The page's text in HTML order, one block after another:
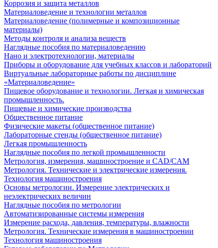
Коррозия и защита металлов
Материаловедение и технологии металлов
Материаловедение (полимерные и композиционные
материалы)
Методы контроля и анализа веществ
Наглядные пособия по материаловедению
Нано и электротехнологии, материалы
Приборы и оборудование для учебных классов и лабораторий
Виртуальные лабораторные работы по дисциплине
«Материаловедение»
Пищевое оборудование и технологии. Легкая и химическая
промышленность.
Пищевые и химические производства
Общественное питание
Физические макеты (общественное питание)
Лабораторные стенды (общественное питание)
Легкая промышленность
Наглядные пособия по легкой промышленности
Метрология, измерения, машиностроение и CAD/CAM
Метрология. Технические и электрические измерения.
Технология машиностроения
Основы метрологии. Измерение электрических и
неэлектрических величин
Наглядные пособия по метрологии
Автоматизированные системы измерения
Измерение расхода, давления, температуры, влажности
Метрология. Технические измерения в машиностроении
Технология машиностроения